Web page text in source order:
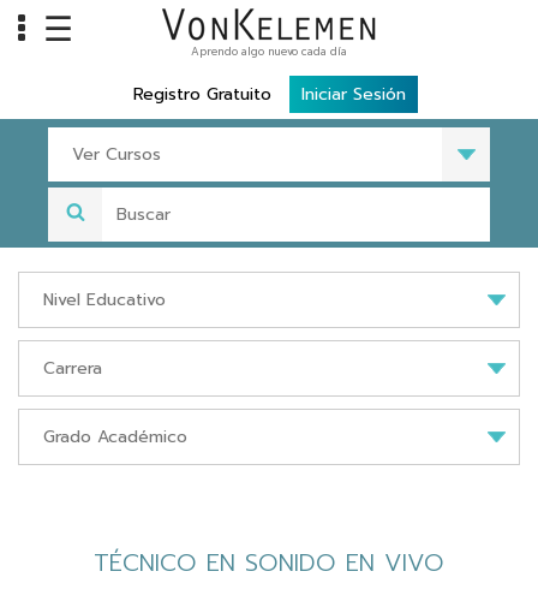
Home
Carreras
Costos
Tools
VKTV
vLearn
vTalk
vKontact
☰ Aprendo algo nuevo cada día
Registro Gratuito Iniciar Sesión
Ver Cursos
TÉCNICO EN SONIDO EN VIVO